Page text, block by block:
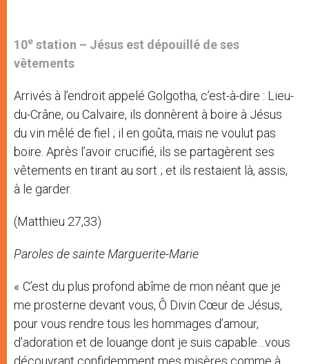
10e station – Jésus est dépouillé de ses
vêtements
Arrivés à l’endroit appelé Golgotha, c’est-à-dire : Lieu-
du-Crâne, ou Calvaire, ils donnèrent à boire à Jésus
du vin mêlé de fiel ; il en goûta, mais ne voulut pas
boire. Après l’avoir crucifié, ils se partagèrent ses
vêtements en tirant au sort ; et ils restaient là, assis,
à le garder.
(Matthieu 27,33)
Paroles de sainte Marguerite-Marie
« C’est du plus profond abîme de mon néant que je
me prosterne devant vous, Ô Divin Cœur de Jésus,
pour vous rendre tous les hommages d’amour,
d’adoration et de louange dont je suis capable…vous
découvrant confidemment mes misères comme à